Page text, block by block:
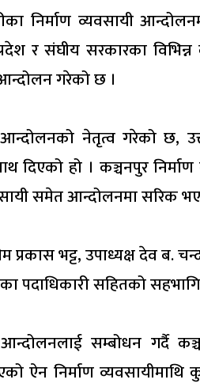
निर्माण व्यवसायी
र संघीय सरकारका विभिन्न
गरेको छ ।
नेतृत्व गरेको छ,
दिएको हो । कञ्चनपुर
समेत आन्दोलनमा सरिक
प्रकास भट्ट, उपाध्यक्ष देव
पदाधिकारी सहितको
आन्दोलनलाई सम्बोधन गर्दै
ऐन निर्माण